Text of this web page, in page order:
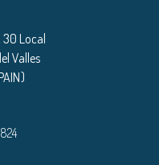
Local
Valles